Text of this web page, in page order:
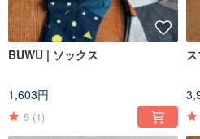
BUWU | ソックス
1,603円
5 (1)